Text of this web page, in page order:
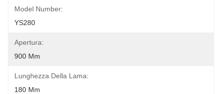
Model Number:
YS280
Apertura:
900 Mm
Lunghezza Della Lama:
180 Mm